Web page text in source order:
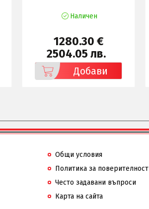
Наличен
1280.30 €
2504.05 лв.
Добави
Общи условия
Политика за поверителност
Често задавани въпроси
Карта на сайта